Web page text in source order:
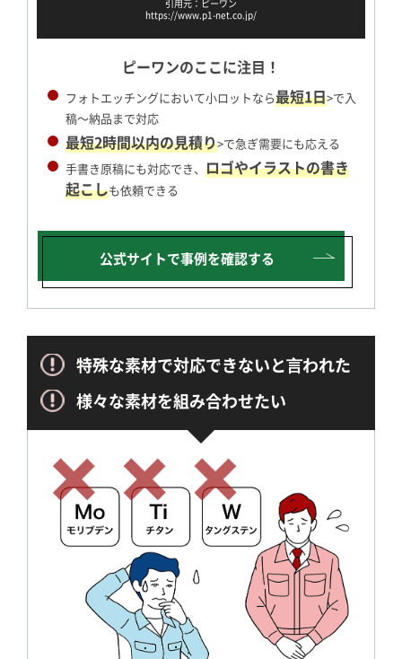
引用元：ピーワン
https://www.p1-net.co.jp/
ピーワンのここに注目！
フォトエッチングにおいて小ロットなら最短1日>で入
稿～納品まで対応
最短2時間以内の見積り>で急ぎ需要にも応える
手書き原稿にも対応でき、 ロゴやイラストの書き
起こしも依頼できる
公式サイトで事例を確認する
特殊な素材で対応できないと⾔われた
様々な素材を組み合わせたい